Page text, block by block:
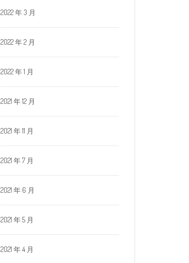
2022 年 3 月
2022 年 2 月
2022 年 1 月
2021 年 12 月
2021 年 11 月
2021 年 7 月
2021 年 6 月
2021 年 5 月
2021 年 4 月